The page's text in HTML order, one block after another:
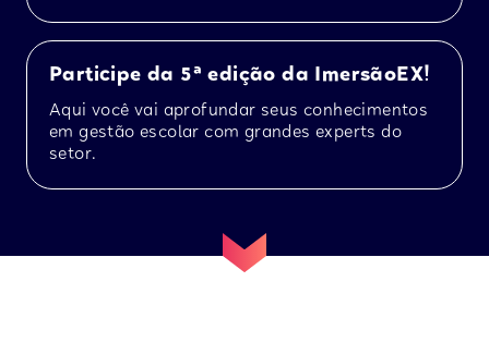
Participe da 5ª edição da ImersãoEX!
Aqui você vai aprofundar seus conhecimentos
em gestão escolar com grandes experts do
setor.